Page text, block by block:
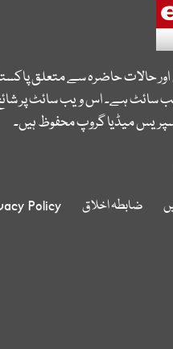
حالات حاضرہ سے متعلق
سائٹ ہے۔ اس ویب سائٹ پر
میڈیا گروپ محفوظ ہیں۔
ضابطہ اخلاق Policy